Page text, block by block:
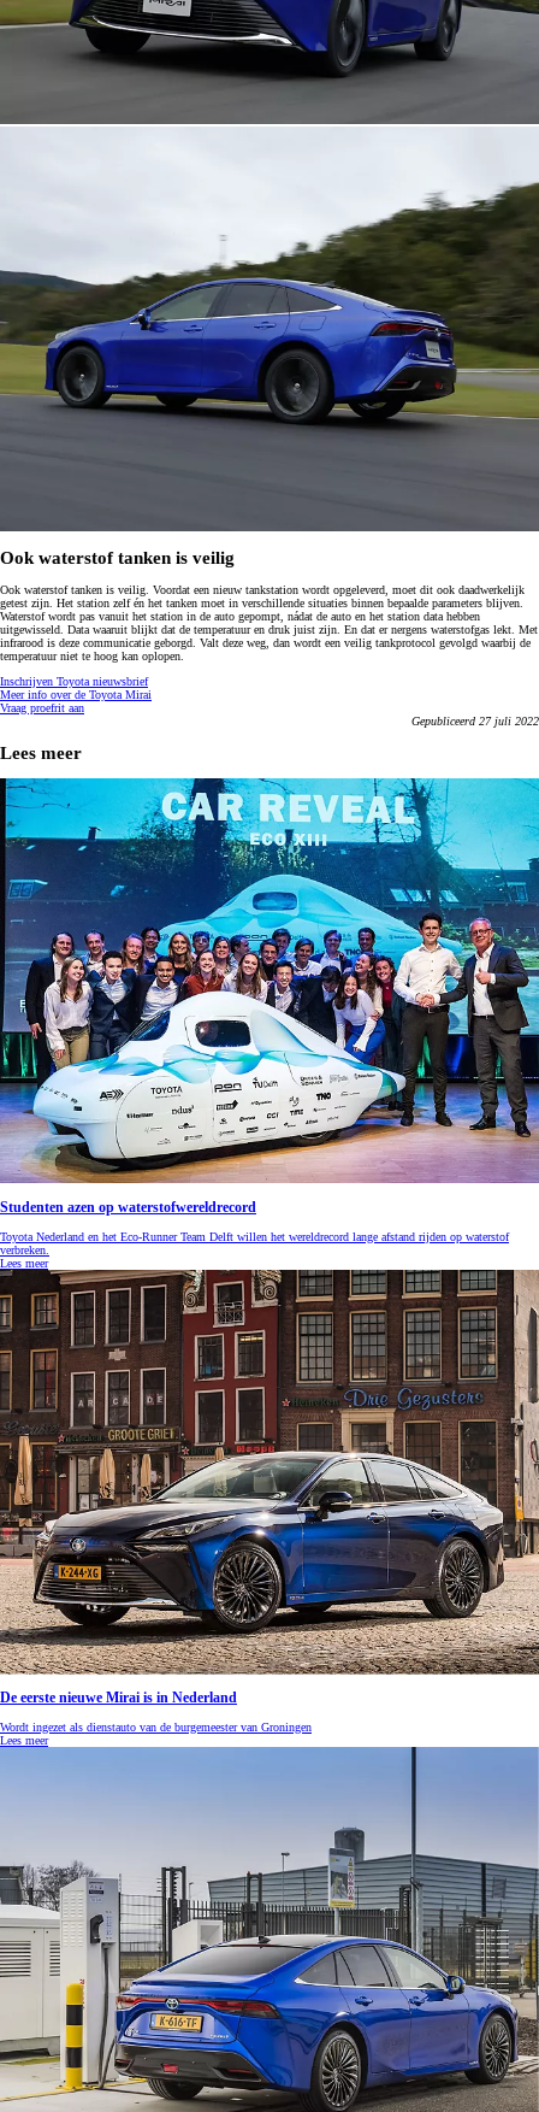
Ook waterstof tanken is veilig
Ook waterstof tanken is veilig. Voordat een nieuw tankstation wordt opgeleverd, moet dit ook daadwerkelijk
getest zijn. Het station zelf én het tanken moet in verschillende situaties binnen bepaalde parameters blijven.
Waterstof wordt pas vanuit het station in de auto gepompt, nádat de auto en het station data hebben
uitgewisseld. Data waaruit blijkt dat de temperatuur en druk juist zijn. En dat er nergens waterstofgas lekt. Met
infrarood is deze communicatie geborgd. Valt deze weg, dan wordt een veilig tankprotocol gevolgd waarbij de
temperatuur niet te hoog kan oplopen.
Inschrijven Toyota nieuwsbrief
Meer info over de Toyota Mirai
Vraag proefrit aan
Gepubliceerd 27 juli 2022
Lees meer
Studenten azen op waterstofwereldrecord
Toyota Nederland en het Eco-Runner Team Delft willen het wereldrecord lange afstand rijden op waterstof
verbreken.
Lees meer
De eerste nieuwe Mirai is in Nederland
Wordt ingezet als dienstauto van de burgemeester van Groningen
Lees meer